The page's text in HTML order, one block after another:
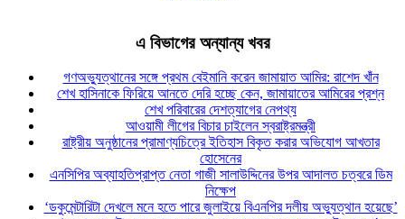
এ বিভাগের অন্যান্য খবর
গণঅভ্যুত্থানের সঙ্গে প্রথম বেইমানি করেন জামায়াত আমির: রাশেদ খাঁন
শেখ হাসিনাকে ফিরিয়ে আনতে দেরি হচ্ছে কেন, জামায়াতের আমিরের প্রশ্ন
শেখ পরিবারের দেশত্যাগের নেপথ্য
আওয়ামী লীগের বিচার চাইলেন স্বরাষ্ট্রমন্ত্রী
রাষ্ট্রীয় অনুষ্ঠানের প্রামাণ্যচিত্রে ইতিহাস বিকৃত করার অভিযোগ আখতার
হোসেনের
এনসিপির অব্যাহতিপ্রাপ্ত নেতা গাজী সালাউদ্দিনের উপর আদালত চত্বরে ডিম
নিক্ষেপ
‘ডকুমেন্টারিটা দেখলে মনে হতে পারে জুলাইয়ে বিএনপির দলীয় অভ্যুত্থান হয়েছে’